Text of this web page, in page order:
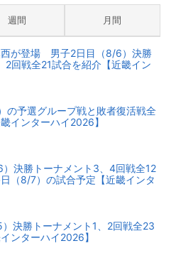
週間 月間
西が登場 男子2日目（8/6）決勝
2回戦全21試合を紹介【近畿イン
の予選グループ戦と敗者復活戦全
インターハイ2026】
決勝トーナメント3、4回戦全12
（8/7）の試合予定【近畿インタ
決勝トーナメント1、2回戦全23
ンターハイ2026】